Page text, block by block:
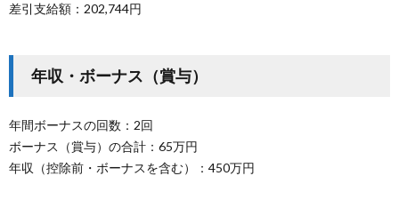
差引支給額：202,744円
年収・ボーナス（賞与）
年間ボーナスの回数：2回
ボーナス（賞与）の合計：65万円
年収（控除前・ボーナスを含む）：450万円